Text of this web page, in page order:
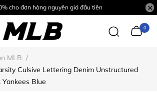
cho đơn hàng nguyên giá đầu tiên
0
MLB /
Culsive Lettering Denim Unstructured
Blue